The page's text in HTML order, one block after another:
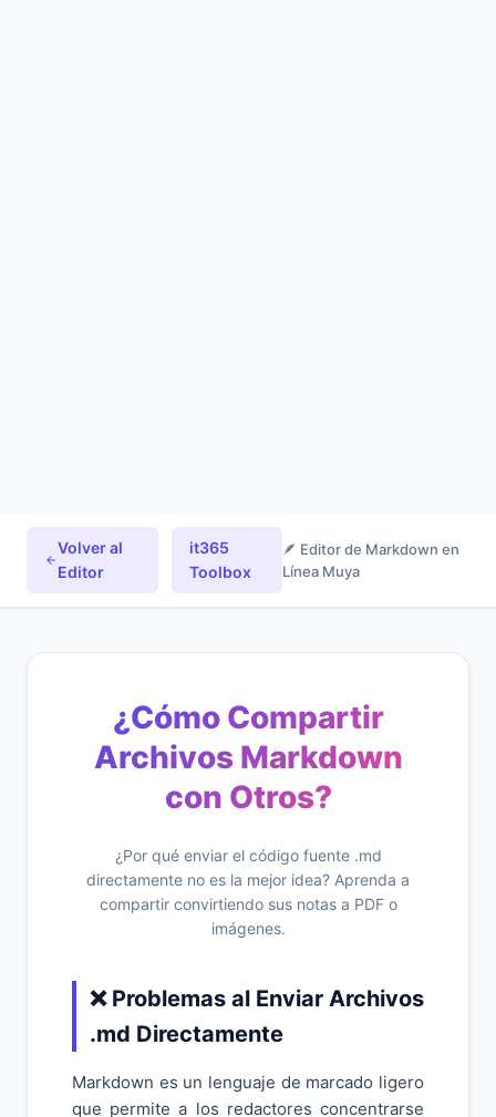
Volver al
Editor
it365
Toolbox
🪶 Editor de Markdown en
Línea Muya
¿Cómo Compartir
Archivos Markdown
con Otros?
¿Por qué enviar el código fuente .md
directamente no es la mejor idea? Aprenda a
compartir convirtiendo sus notas a PDF o
imágenes.
❌ Problemas al Enviar Archivos
.md Directamente
Markdown es un lenguaje de marcado ligero
que permite a los redactores concentrarse